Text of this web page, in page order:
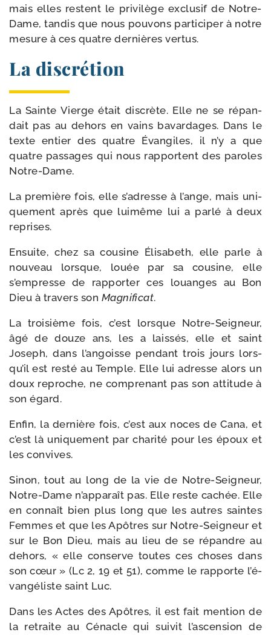
mais elles res­tent le pri­vi­lège exclu­sif de Notre-
Dame, tan­dis que nous pou­vons par­ti­ci­per à notre
mesure à ces quatre der­nières vertus.
La discrétion
La Sainte Vierge était dis­crète. Elle ne se répan­
dait pas au dehors en vains bavar­dages. Dans le
texte entier des quatre Évangiles, il n’y a que
quatre pas­sages qui nous rap­portent des paroles
Notre-Dame.
La pre­mière fois, elle s’a­dresse à l’ange, mais uni­
que­ment après que lui­même lui a par­lé à deux
reprises.
Ensuite, chez sa cou­sine Élisabeth, elle parle à
nou­veau lorsque, louée par sa cou­sine, elle
s’empresse de rap­por­ter ces louanges au Bon
Dieu à tra­vers son Magnificat.
La troi­sième fois, c’est lorsque Notre-​Seigneur,
âgé de douze ans, les a lais­sés, elle et saint
Joseph, dans l’an­goisse pen­dant trois jours lors­
qu’il est res­té au Temple. Elle lui adresse alors un
doux reproche, ne com­pre­nant pas son atti­tude à
son égard.
Enfin, la der­nière fois, c’est aux noces de Cana, et
c’est là uni­que­ment par cha­ri­té pour les époux et
les convives.
Sinon, tout au long de la vie de Notre-​Seigneur,
Notre-​Dame n’ap­pa­raît pas. Elle reste cachée. Elle
en connaît bien plus long que les autres saintes
Femmes et que les Apôtres sur Notre-​Seigneur et
sur le Bon Dieu, mais au lieu de se répandre au
dehors, « elle conserve toutes ces choses dans
son cœur » (Lc 2, 19 et 51), comme le rap­porte l’é­
van­gé­liste saint Luc.
Dans les Actes des Apôtres, il est fait men­tion de
la retraite au Cénacle qui sui­vit l’as­cen­sion de